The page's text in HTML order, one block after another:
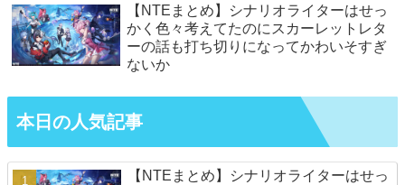
【NTEまとめ】シナリオライターはせっ
かく色々考えてたのにスカーレットレタ
ーの話も打ち切りになってかわいそすぎ
ないか
本日の人気記事
【NTEまとめ】シナリオライターはせっ